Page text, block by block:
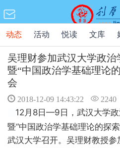
动态 活动 悦读 文库
吴理财参加武汉大学政治
暨“中国政治学基础理论
会
2018-12-09 14:43:22 2240
12月8日—9日，武汉大学
暨“中国政治学基础理论的探
武汉大学召开。吴理财教授